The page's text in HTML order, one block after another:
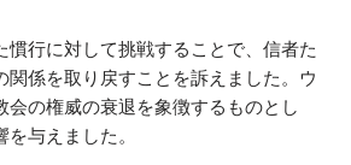
慣行に対して挑戦することで、信者た
関係を取り戻すことを訴えました。ウ
会の権威の衰退を象徴するものとし
与えました。